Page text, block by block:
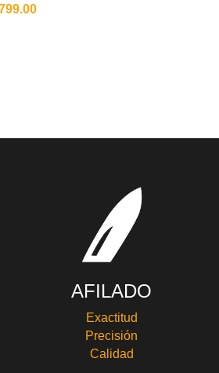
AFILADO
Exactitud
Precisión
Calidad